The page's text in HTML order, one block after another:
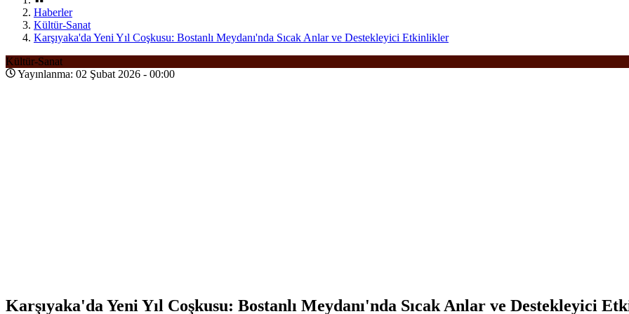
Haberler
Kültür-Sanat
Karşıyaka'da Yeni Yıl Coşkusu: Bostanlı Meydanı'nda Sıcak Anlar ve Destekleyici Etkinlikler
Kültür-Sanat
Yayınlanma: 02 Şubat 2026 - 00:00
Karşıyaka'da Yeni Yıl Coşkusu: Bostanlı Meydanı'nda Sıcak Anlar ve Destekleyici